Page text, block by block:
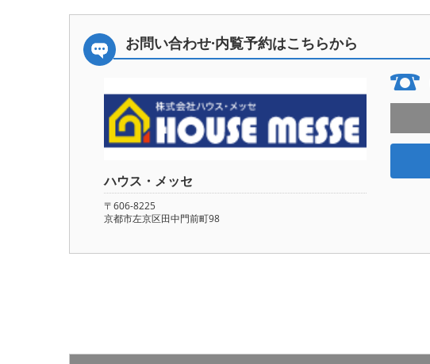
お問い合わせ·内覧予約はこちらから
ハウス・メッセ
〒606-8225
京都市左京区田中門前町98